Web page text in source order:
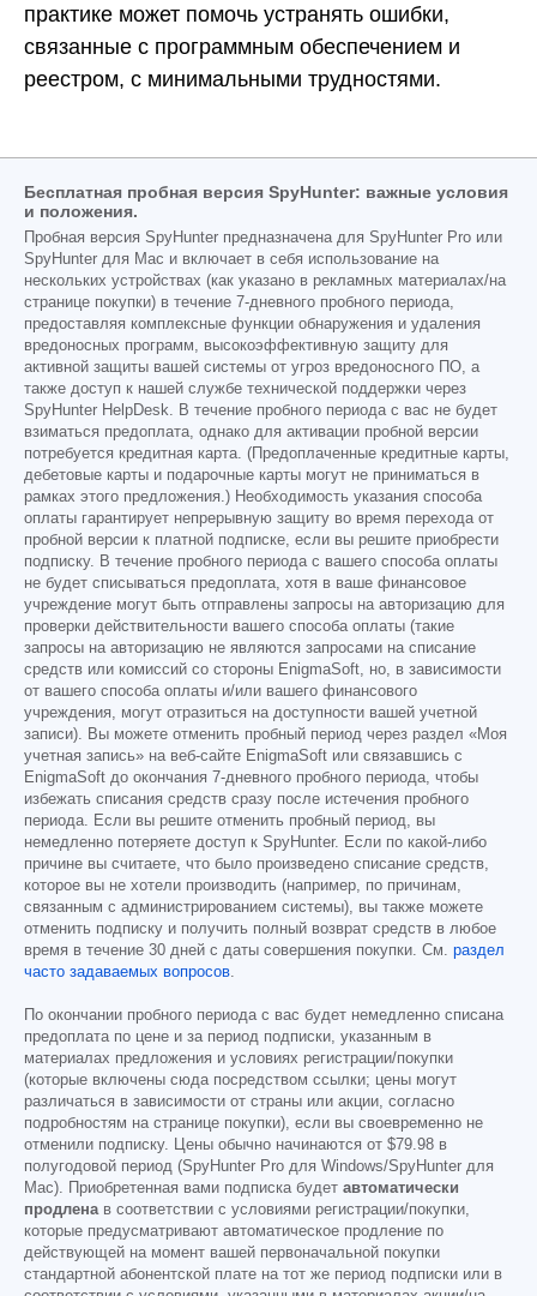
практике может помочь устранять ошибки,
связанные с программным обеспечением и
реестром, с минимальными трудностями.
Бесплатная пробная версия SpyHunter: важные условия
и положения.
Пробная версия SpyHunter предназначена для SpyHunter Pro или
SpyHunter для Mac и включает в себя использование на
нескольких устройствах (как указано в рекламных материалах/на
странице покупки) в течение 7-дневного пробного периода,
предоставляя комплексные функции обнаружения и удаления
вредоносных программ, высокоэффективную защиту для
активной защиты вашей системы от угроз вредоносного ПО, а
также доступ к нашей службе технической поддержки через
SpyHunter HelpDesk. В течение пробного периода с вас не будет
взиматься предоплата, однако для активации пробной версии
потребуется кредитная карта. (Предоплаченные кредитные карты,
дебетовые карты и подарочные карты могут не приниматься в
рамках этого предложения.) Необходимость указания способа
оплаты гарантирует непрерывную защиту во время перехода от
пробной версии к платной подписке, если вы решите приобрести
подписку. В течение пробного периода с вашего способа оплаты
не будет списываться предоплата, хотя в ваше финансовое
учреждение могут быть отправлены запросы на авторизацию для
проверки действительности вашего способа оплаты (такие
запросы на авторизацию не являются запросами на списание
средств или комиссий со стороны EnigmaSoft, но, в зависимости
от вашего способа оплаты и/или вашего финансового
учреждения, могут отразиться на доступности вашей учетной
записи). Вы можете отменить пробный период через раздел «Моя
учетная запись» на веб-сайте EnigmaSoft или связавшись с
EnigmaSoft до окончания 7-дневного пробного периода, чтобы
избежать списания средств сразу после истечения пробного
периода. Если вы решите отменить пробный период, вы
немедленно потеряете доступ к SpyHunter. Если по какой-либо
причине вы считаете, что было произведено списание средств,
которое вы не хотели производить (например, по причинам,
связанным с администрированием системы), вы также можете
отменить подписку и получить полный возврат средств в любое
время в течение 30 дней с даты совершения покупки. См. раздел
часто задаваемых вопросов.
По окончании пробного периода с вас будет немедленно списана
предоплата по цене и за период подписки, указанным в
материалах предложения и условиях регистрации/покупки
(которые включены сюда посредством ссылки; цены могут
различаться в зависимости от страны или акции, согласно
подробностям на странице покупки), если вы своевременно не
отменили подписку. Цены обычно начинаются от $79.98 в
полугодовой период (SpyHunter Pro для Windows/SpyHunter для
Mac). Приобретенная вами подписка будет автоматически
продленав соответствии с условиями регистрации/покупки,
которые предусматривают автоматическое продление по
действующей на момент вашей первоначальной покупки
стандартной абонентской плате на тот же период подписки или в